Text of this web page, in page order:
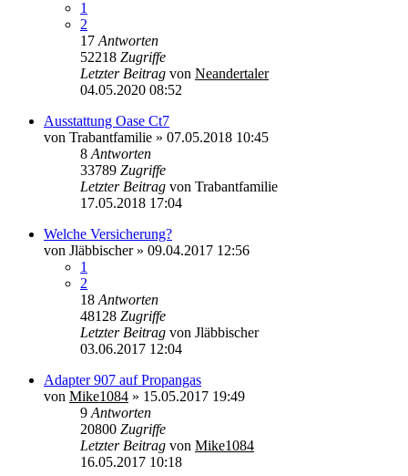
1
2
17 Antworten
52218 Zugriffe
Letzter Beitrag von Neandertaler
04.05.2020 08:52
Ausstattung Oase Ct7
von Trabantfamilie » 07.05.2018 10:45
8 Antworten
33789 Zugriffe
Letzter Beitrag von Trabantfamilie
17.05.2018 17:04
Welche Versicherung?
von Jläbbischer» 09.04.2017 12:56
1
2
18 Antworten
48128 Zugriffe
Letzter Beitrag von Jläbbischer
03.06.2017 12:04
Adapter 907 auf Propangas
von Mike1084 » 15.05.2017 19:49
9 Antworten
20800 Zugriffe
Letzter Beitrag von Mike1084
16.05.2017 10:18